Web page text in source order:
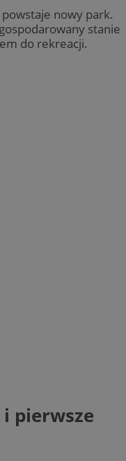
nowy park.
stanie
do rekreacji.
i pierwsze